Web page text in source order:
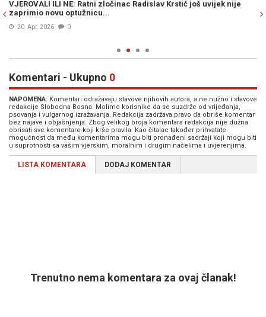
VJEROVALI ILI NE: Ratni zločinac Radislav Krstić još uvijek nije
zaprimio novu optužnicu...
20. Apr. 2026 0
Komentari - Ukupno 0
NAPOMENA: Komentari odražavaju stavove njihovih autora, a ne nužno i stavove
redakcije Slobodna Bosna. Molimo korisnike da se suzdrže od vrijeđanja,
psovanja i vulgarnog izražavanja. Redakcija zadržava pravo da obriše komentar
bez najave i objašnjenja. Zbog velikog broja komentara redakcija nije dužna
obrisati sve komentare koji krše pravila. Kao čitalac također prihvatate
mogućnost da među komentarima mogu biti pronađeni sadržaji koji mogu biti
u suprotnosti sa vašim vjerskim, moralnim i drugim načelima i uvjerenjima.
LISTA KOMENTARA DODAJ KOMENTAR
Trenutno nema komentara za ovaj članak!